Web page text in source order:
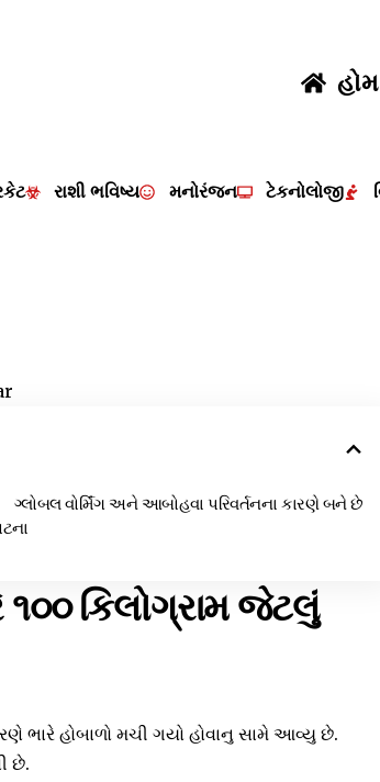
હોમ
રાશી ભવિષ્ય મનોરંજન ટેકનોલોજી
ગ્લોબલ વોર્મિંગ અને આબોહવા પરિવર્તનના કારણે બને છે
કિલોગ્રામ જેટલું
ભારે હોબાળો મચી ગયો હોવાનુ સામે આવ્યુ છે.
છે.